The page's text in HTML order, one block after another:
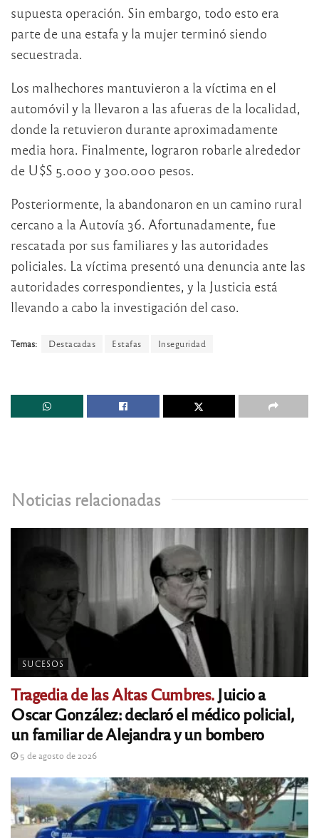
supuesta operación. Sin embargo, todo esto era
parte de una estafa y la mujer terminó siendo
secuestrada.
Los malhechores mantuvieron a la víctima en el
automóvil y la llevaron a las afueras de la localidad,
donde la retuvieron durante aproximadamente
media hora. Finalmente, lograron robarle alrededor
de U$S 5.000 y 300.000 pesos.
Posteriormente, la abandonaron en un camino rural
cercano a la Autovía 36. Afortunadamente, fue
rescatada por sus familiares y las autoridades
policiales. La víctima presentó una denuncia ante las
autoridades correspondientes, y la Justicia está
llevando a cabo la investigación del caso.
Temas: Destacadas Estafas Inseguridad
Noticias relacionadas
SUCESOS
Tragedia de las Altas Cumbres.Juicio a
Oscar González: declaró el médico policial,
un familiar de Alejandra y un bombero
5 de agosto de 2026